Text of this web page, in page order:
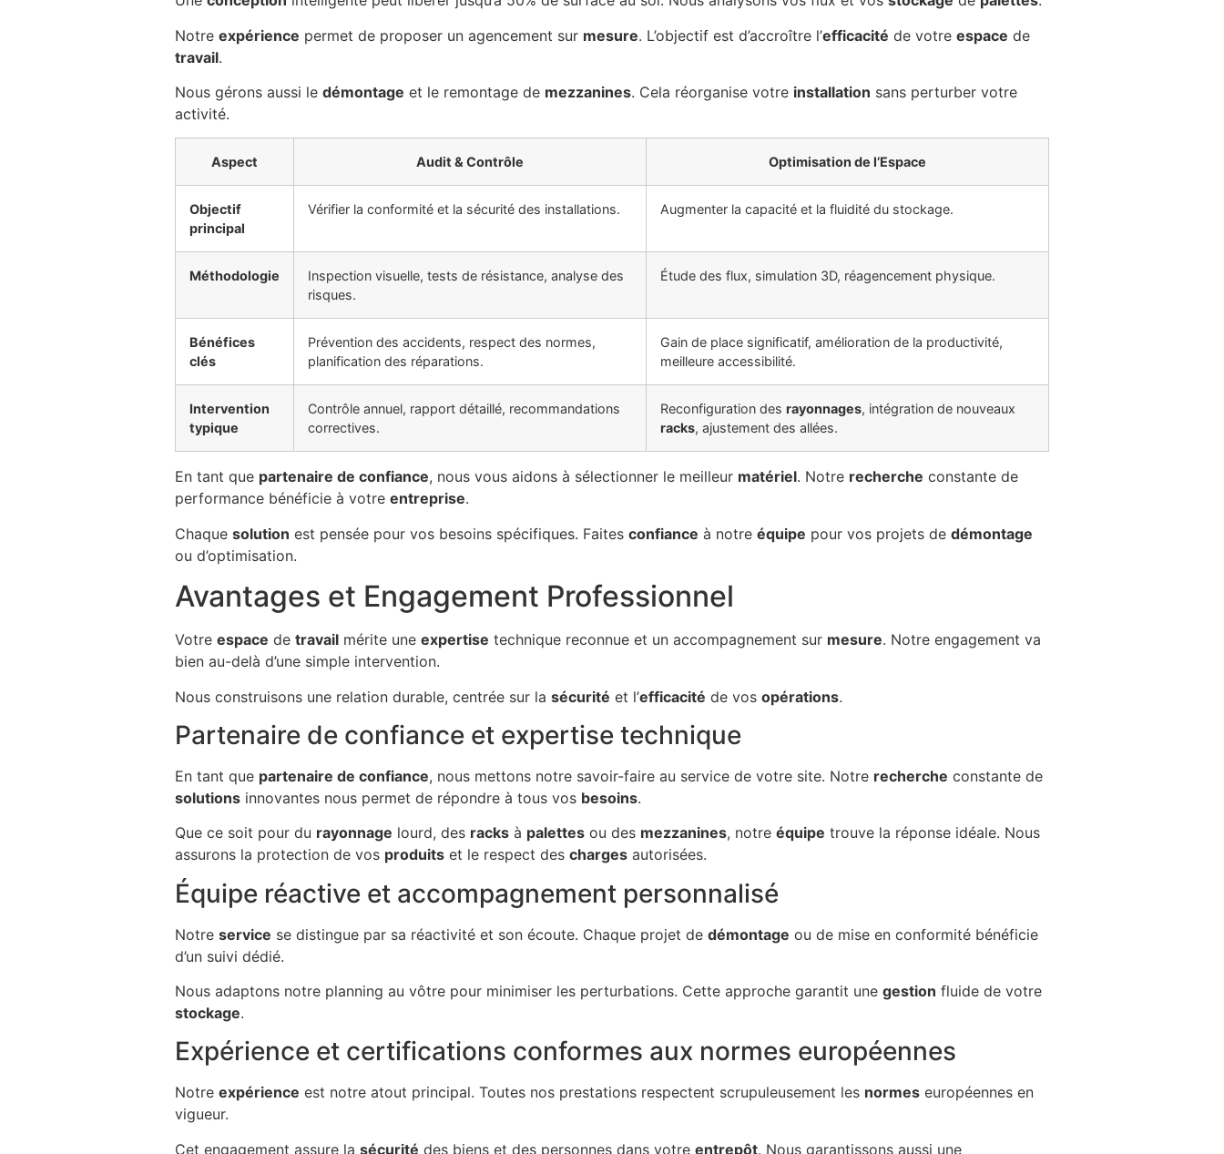
Notre expérience permet de proposer un agencement sur mesure. L’objectif est d’accroître l’efficacité de votre espace de
travail.
Nous gérons aussi le démontage et le remontage de mezzanines. Cela réorganise votre installation sans perturber votre
activité.
Aspect Audit & Contrôle Optimisation de l’Espace
Objectif
principal
Vérifier la conformité et la sécurité des installations. Augmenter la capacité et la fluidité du stockage.
Méthodologie
Inspection visuelle, tests de résistance, analyse des
risques.
Étude des flux, simulation 3D, réagencement physique.
Bénéfices
clés
Prévention des accidents, respect des normes,
planification des réparations.
Gain de place significatif, amélioration de la productivité,
meilleure accessibilité.
Intervention
typique
Contrôle annuel, rapport détaillé, recommandations
correctives.
Reconfiguration des rayonnages, intégration de nouveaux
racks, ajustement des allées.
En tant que partenaire de confiance, nous vous aidons à sélectionner le meilleur matériel. Notre recherche constante de
performance bénéficie à votre entreprise.
Chaque solution est pensée pour vos besoins spécifiques. Faites confiance à notre équipe pour vos projets de démontage
ou d’optimisation.
Avantages et Engagement Professionnel
Votre espace de travail mérite une expertise technique reconnue et un accompagnement sur mesure. Notre engagement va
bien au-delà d’une simple intervention.
Nous construisons une relation durable, centrée sur la sécurité et l’efficacité de vos opérations.
Partenaire de confiance et expertise technique
En tant que partenaire de confiance, nous mettons notre savoir-faire au service de votre site. Notre recherche constante de
solutions innovantes nous permet de répondre à tous vos besoins.
Que ce soit pour du rayonnage lourd, des racks à palettes ou des mezzanines, notre équipe trouve la réponse idéale. Nous
assurons la protection de vos produits et le respect des charges autorisées.
Équipe réactive et accompagnement personnalisé
Notre service se distingue par sa réactivité et son écoute. Chaque projet de démontage ou de mise en conformité bénéficie
d’un suivi dédié.
Nous adaptons notre planning au vôtre pour minimiser les perturbations. Cette approche garantit une gestion fluide de votre
stockage.
Expérience et certifications conformes aux normes européennes
Notre expérience est notre atout principal. Toutes nos prestations respectent scrupuleusement les normes européennes en
vigueur.
Cet engagement assure la sécurité des biens et des personnes dans votre entrepôt. Nous garantissons aussi une